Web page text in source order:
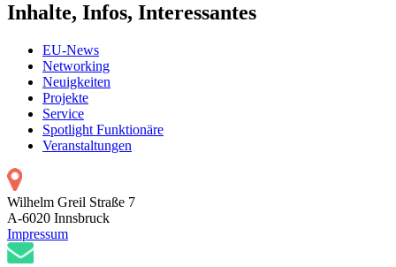
Inhalte, Infos, Interessantes
EU-News
Networking
Neuigkeiten
Projekte
Service
Spotlight Funktionäre
Veranstaltungen
Wilhelm Greil Straße 7
A-6020 Innsbruck
Impressum